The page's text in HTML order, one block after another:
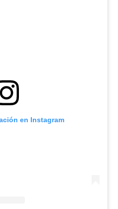
en Instagram